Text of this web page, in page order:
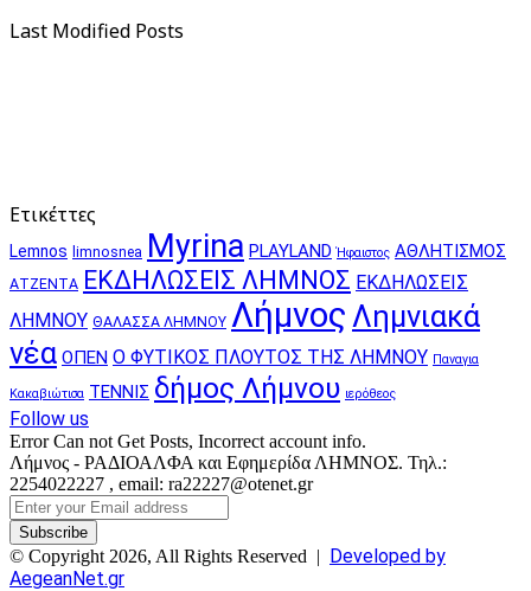
Last Modified Posts
Ετικέττες
Lemnos limnosnea Myrina PLAYLAND Ήφαιστος ΑΘΛΗΤΙΣΜΟΣ
ΑΤΖΕΝΤΑ ΕΚΔΗΛΩΣΕΙΣ ΛΗΜΝΟΣ ΕΚΔΗΛΩΣΕΙΣ
ΛΗΜΝΟΥ ΘΑΛΑΣΣΑ ΛΗΜΝΟΥ Λήμνος Λημνιακά
νέα ΟΠΕΝ Ο ΦΥΤΙΚΟΣ ΠΛΟΥΤΟΣ ΤΗΣ ΛΗΜΝΟΥ Παναγια
Κακαβιώτισα ΤΕΝΝΙΣ δήμος Λήμνου ιερόθεος
Follow us
Error Can not Get Posts, Incorrect account info.
Λήμνος - ΡΑΔΙΟΑΛΦΑ και Εφημερίδα ΛΗΜΝΟΣ. Τηλ.:
2254022227 , email: ra22227@otenet.gr
Enter
your
Email
address
© Copyright 2026, All Rights Reserved | Developed by
AegeanNet.gr